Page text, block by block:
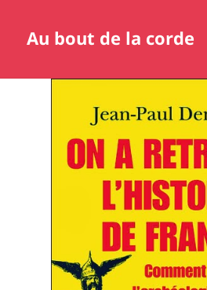
Au bout de la corde